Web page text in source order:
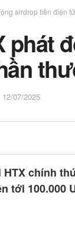
airdrop tiền điện
phát
12/07/2025
HTX chính
tới 100.000